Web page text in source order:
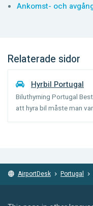
Ankomst- och
Relaterade sidor
Hyrbil Portugal
Biluthyrning Portugal
att hyra bil måste man
AirportDesk Portugal